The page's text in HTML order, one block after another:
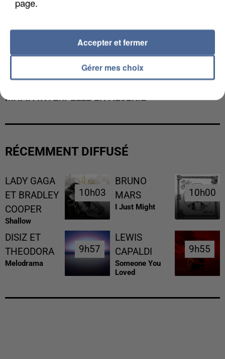
MAFIA INTERPELLÉ EN ALGÉRIE
RÉCEMMENT DIFFUSÉ
LADY GAGA
ET BRADLEY
COOPER
Shallow
10h03
10h03
BRUNO
MARS
I Just Might
10h00
10h00
DISIZ ET
THEODORA
Melodrama
9h57
9h57
LEWIS
CAPALDI
Someone You
Loved
9h55
9h55
Gérer mes choix
Accepter et fermer